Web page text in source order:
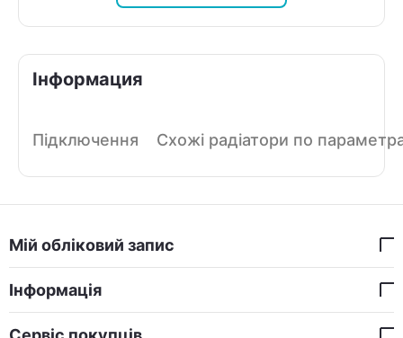
Інформация
Підключення Схожі радіатори по
Мій обліковий запис
Інформація